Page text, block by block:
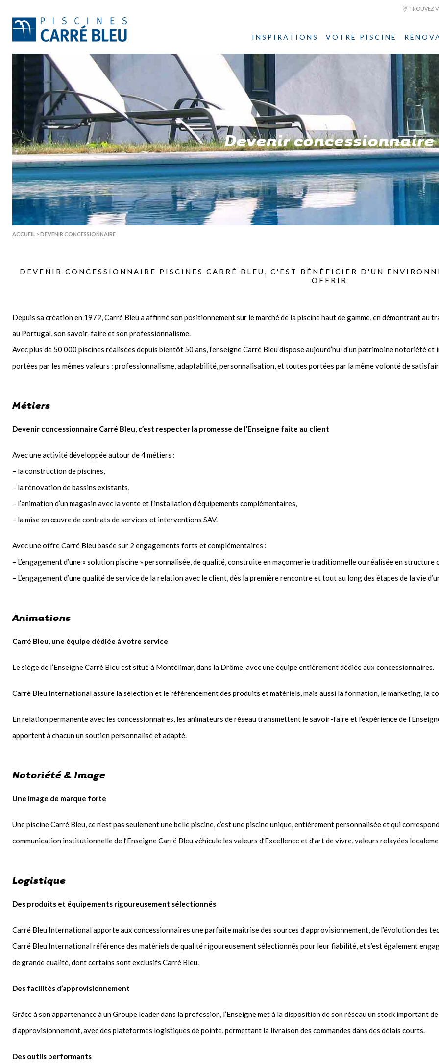
TROUVEZ
INSPIRATIONS VOTRE PISCINE
Devenir concessionnaire
ACCUEIL >DEVENIR CONCESSIONNAIRE
DEVENIR CONCESSIONNAIRE PISCINES CARRÉ BLEU, C'EST BÉNÉFICIER D'UN
OFFRIR
Depuis sa création en 1972, Carré Bleu a affirmé son positionnement sur le marché de la piscine haut de gamme, en démontrant au
au Portugal, son savoir-faire et son professionnalisme.
Avec plus de 50 000 piscines réalisées depuis bientôt 50 ans, l’enseigne Carré Bleu dispose aujourd’hui d’un patrimoine notoriété
portées par les mêmes valeurs : professionnalisme, adaptabilité, personnalisation, et toutes portées par la même volonté de
Métiers
Devenir concessionnaire Carré Bleu, c’est respecter la promesse de l’Enseigne faite au client
Avec une activité développée autour de 4 métiers :
– la construction de piscines,
– la rénovation de bassins existants,
– l’animation d’un magasin avec la vente et l’installation d’équipements complémentaires,
– la mise en œuvre de contrats de services et interventions SAV.
Avec une offre Carré Bleu basée sur 2 engagements forts et complémentaires :
– L’engagement d’une « solution piscine » personnalisée, de qualité, construite en maçonnerie traditionnelle ou réalisée en
– L’engagement d’une qualité de service de la relation avec le client, dès la première rencontre et tout au long des étapes de la vie
Animations
Carré Bleu, une équipe dédiée à votre service
Le siège de l’Enseigne Carré Bleu est situé à Montélimar, dans la Drôme, avec une équipe entièrement dédiée aux concessionnaires.
Carré Bleu International assure la sélection et le référencement des produits et matériels, mais aussi la formation, le marketing, la
En relation permanente avec les concessionnaires, les animateurs de réseau transmettent le savoir-faire et l’expérience de
apportent à chacun un soutien personnalisé et adapté.
Notoriété & Image
Une image de marque forte
Une piscine Carré Bleu, ce n’est pas seulement une belle piscine, c’est une piscine unique, entièrement personnalisée et qui
communication institutionnelle de l’Enseigne Carré Bleu véhicule les valeurs d’Excellence et d’art de vivre, valeurs relayées
Logistique
Des produits et équipements rigoureusement sélectionnés
Carré Bleu International apporte aux concessionnaires une parfaite maîtrise des sources d’approvisionnement, de l’évolution des
Carré Bleu International référence des matériels de qualité rigoureusement sélectionnés pour leur fiabilité, et s’est également
de grande qualité, dont certains sont exclusifs Carré Bleu.
Des facilités d’approvisionnement
Grâce à son appartenance à un Groupe leader dans la profession, l’Enseigne met à la disposition de son réseau un stock important
d’approvisionnement, avec des plateformes logistiques de pointe, permettant la livraison des commandes dans des délais courts.
Des outils performants